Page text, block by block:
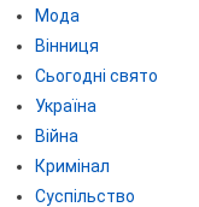
Мода
Вінниця
Сьогодні свято
Україна
Війна
Кримінал
Суспільство